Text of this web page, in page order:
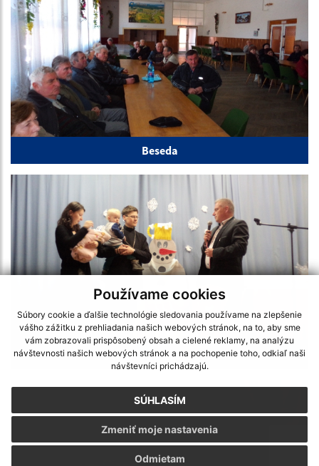
Používame cookies
Súbory cookie a ďalšie technológie sledovania používame na zlepšenie
vášho zážitku z prehliadania našich webových stránok, na to, aby sme
vám zobrazovali prispôsobený obsah a cielené reklamy, na analýzu
návštevnosti našich webových stránok a na pochopenie toho, odkiaľ naši
návštevníci prichádzajú.
SÚHLASÍM
Odmietam
Zmeniť moje nastavenia
Beseda
Úvítanie do života 2015